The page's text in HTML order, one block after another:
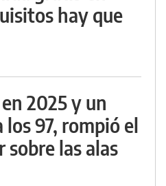
hay que
2025 y un
los 97, rompió el
sobre las alas